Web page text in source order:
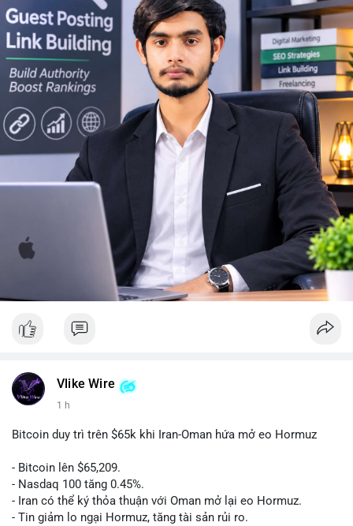
Lời khuyên ngắn gọn cho nhà đầu tư nhỏ lẻ: Theo dõi sát biến
động thanh khoản trên các sàn lớn trong 24-48 giờ tới. Không
nên FOMO hoặc hoảng loạn bán tháo khi thấy lệnh chuyển lớn.
Hãy đặt lệnh dừng lỗ hợp lý và chờ xác nhận xu hướng rõ ràng
trước khi vào lệnh mới.
#10btc #650kusd #chotloinganhan
#tichluydaihan
#btcmempool
Vlike Wire
1 h
Bitcoin duy trì trên $65k khi Iran-Oman hứa mở eo Hormuz
- Bitcoin lên $65,209.
- Nasdaq 100 tăng 0.45%.
- Iran có thể ký thỏa thuận với Oman mở lại eo Hormuz.
- Tin giảm lo ngại Hormuz, tăng tài sản rủi ro.